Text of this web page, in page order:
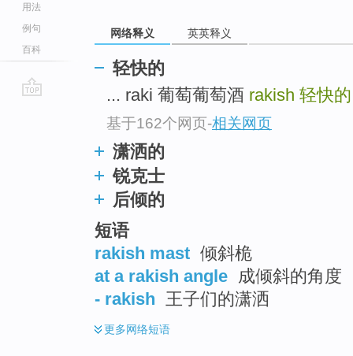
用法
例句
百科
网络释义 英英释义
轻快的
... raki 葡萄葡萄酒 rakish 轻快的
基于162个网页-相关网页
潇洒的
锐克士
后倾的
短语
rakish mast 倾斜桅
at a rakish angle 成倾斜的角度
- rakish 王子们的潇洒
更多网络短语